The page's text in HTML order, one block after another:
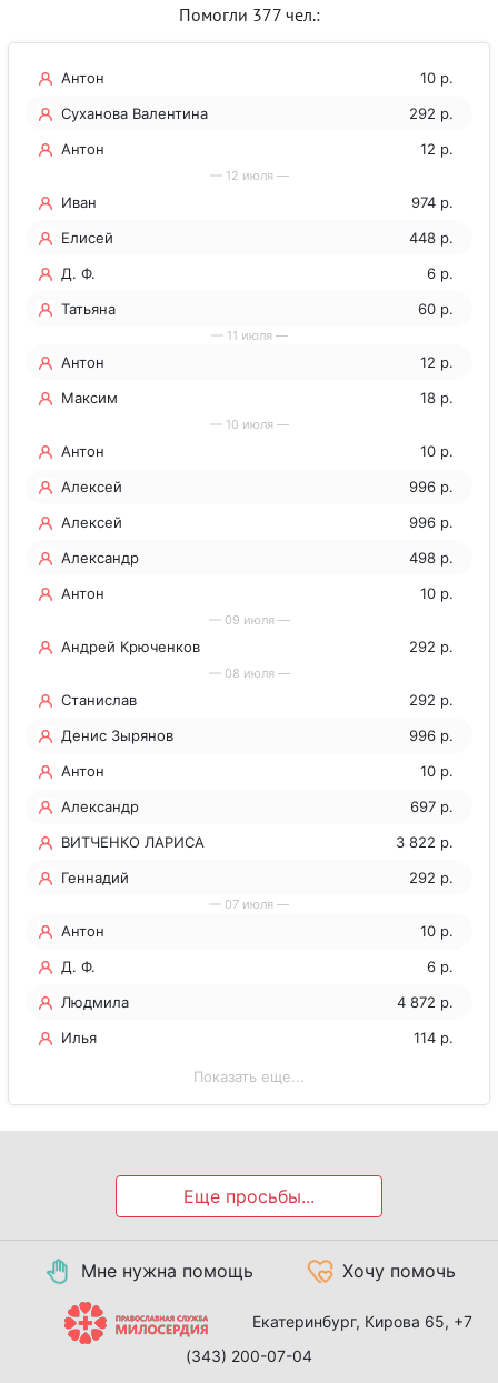
Помогли 377 чел.:
Антон
10 р.
Суханова Валентина
Юрьевна
292 р.
Антон
12 р.
— 12 июля —
Иван
974 р.
Елисей
448 р.
Д. Ф.
6 р.
Татьяна
60 р.
— 11 июля —
Антон
12 р.
Максим
18 р.
— 10 июля —
Антон
10 р.
Алексей
996 р.
Алексей
996 р.
Александр
498 р.
Антон
10 р.
— 09 июля —
Андрей Крюченков 292 р.
— 08 июля —
Станислав
292 р.
Денис Зырянов
996 р.
Антон
10 р.
Александр
697 р.
ВИТЧЕНКО ЛАРИСА
МИХАЙЛОВНА
3 822 р.
Геннадий
292 р.
— 07 июля —
Антон
10 р.
Д. Ф.
6 р.
Людмила
4 872 р.
Илья
114 р.
Показать еще...
Еще просьбы...
Мне нужна помощь Хочу помочь
Екатеринбург, Кирова 65, +7
(343) 200-07-04